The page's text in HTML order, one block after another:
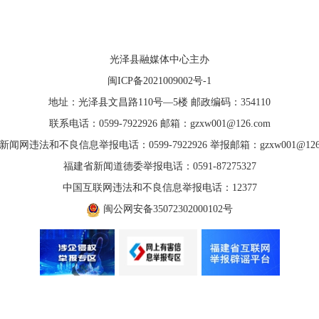
光泽县融媒体中心主办
闽ICP备2021009002号-1
地址：光泽县文昌路110号—5楼 邮政编码：354110
联系电话：0599-7922926 邮箱：gzxw001@126.com
闻网违法和不良信息举报电话：0599-7922926 举报邮箱：
福建省新闻道德委举报电话：0591-87275327
中国互联网违法和不良信息举报电话：12377
闽公网安备35072302000102号